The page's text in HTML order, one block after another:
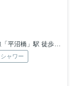
平沼橋」駅 徒歩8分
シャワー